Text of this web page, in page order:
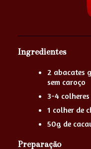
Ingredientes
2 abacates
sem caroço
3-4
1 colher de
50g de
Preparação